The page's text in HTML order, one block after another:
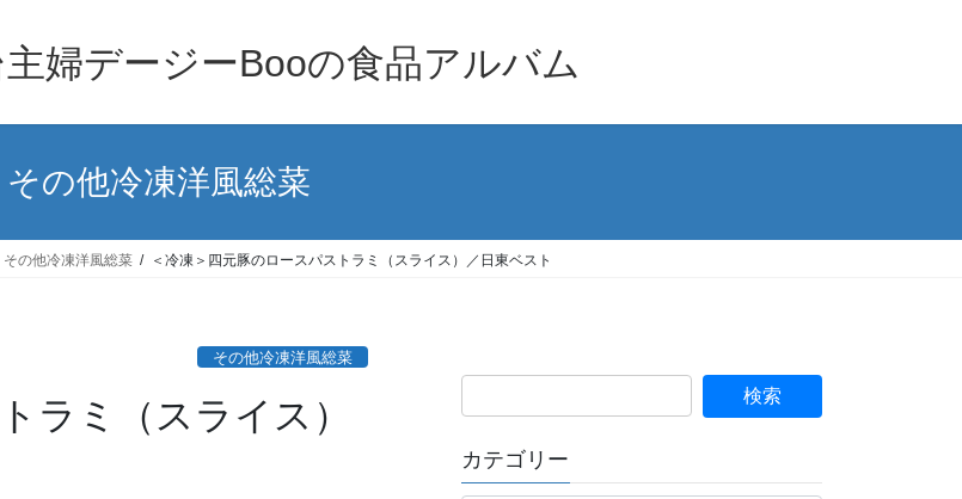
婦デージーBooの食品アルバム
その他冷凍洋風総菜
その他冷凍洋風総菜 ＜冷凍＞四元豚のロースパストラミ（スライス）／日東ベスト
その他冷凍洋風総菜
ラミ（スライス）
カテゴリー